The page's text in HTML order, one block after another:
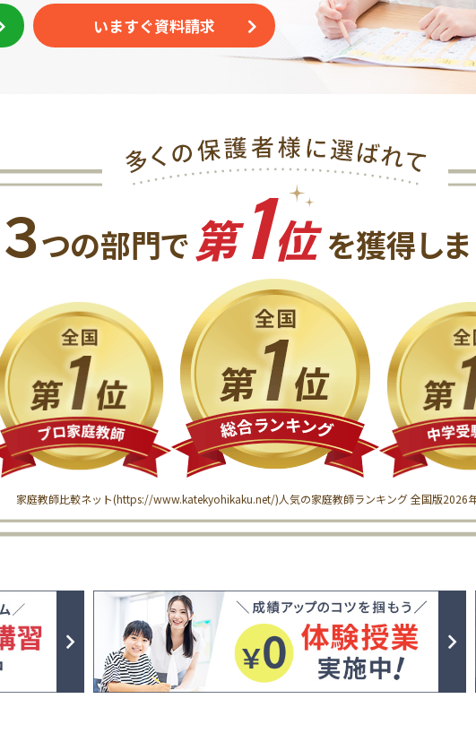
いますぐ資料請求
３つの部門で 第1位を獲得し
家庭教師比較ネット(https://www.katekyohikaku.net/)人気の家庭教師ランキング 全国版2026